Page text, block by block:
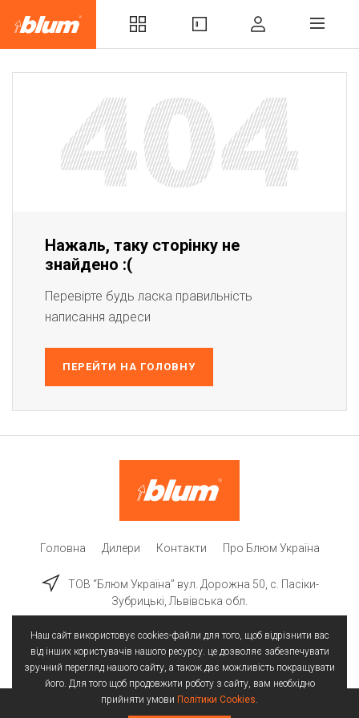
Нажаль, таку сторінку не
знайдено :(
Перевірте будь ласка правильність
написання адреси
ПЕРЕЙТИ НА ГОЛОВНУ
Головна Дилери Контакти Про Блюм Україна
ТОВ “Блюм Україна” вул. Дорожна 50, c. Пасіки-
Зубрицькі, Львівська обл.
Наш сайт використовує cookies-файли для того, щоб відрізнити вас
від інших користувачів нашого ресурсу. це дозволяє забезпечувати
зручний перегляд нашого сайту, а також дає можливість покращувати
його. Для того щоб продовжити роботу з сайту, вам необхідно
прийняти умови Політики Cookies.